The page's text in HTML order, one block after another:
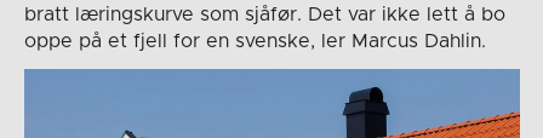
bratt læringskurve som sjåfør. Det var ikke lett å bo
oppe på et fjell for en svenske, ler Marcus Dahlin.